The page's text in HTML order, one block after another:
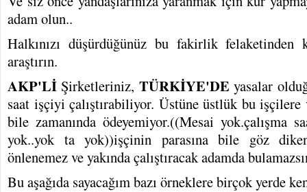
adam olun..
Halkınızı düşürdüğünüz bu fakirlik felaketinden
araştırın.
AKP'Lİ Şirketleriniz, TÜRKİYE'DE yasalar
saat işçiyi çalıştırabiliyor. Üstüne üstlük bu
bile zamanında ödeyemiyor.((Mesai yok.çalışma
yok..yok ta yok))işçinin parasına bile göz
önlenemez ve yakında çalıştıracak adamda
Bu aşağıda sayacağım bazı örneklere birçok yerde